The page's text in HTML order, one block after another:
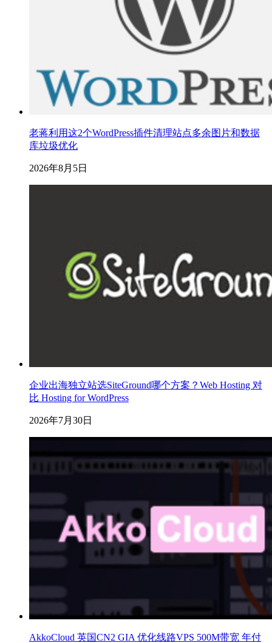
老蒋利用这2个WordPress插件清理站点多余图片和数据
库垃圾优化
2026年8月5日
企业出海独立站选SiteGround哪个方案？Web Hosting 对
比 Hosting for WordPress
2026年7月30日
AkkoCloud 英国CN2 GIA 优化线路VPS 500M带宽 年付